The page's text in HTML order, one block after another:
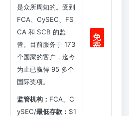
是众所周知的。受到
FCA、CySEC、FS
CA 和 SCB 的监
管。目前服务于 173
个国家的客户，迄今
为止已赢得 95 多个
国际奖项。
监管机构： FCA、C
ySEC/最低存款： $1
免
费